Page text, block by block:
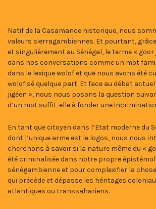
Natif de la Casamance historique, nous
valeurs sierragambiennes. Et pourtant,
et singulièrement au Sénégal, le terme «
dans nos conversations comme un mot
dans le lexique wolof et que nous avons été
wolofisé quelque part. Et face au débat
jigéen », nous nous posons la question
d’un mot suffit-elle à fonder une
En tant que citoyen dans l’Etat moderne du
dont l’unique arme est le logos, nous nous
cherchons à savoir si la nature même du «
été criminalisée dans notre propre
sénégambienne et pour complexifier la
qui précède et dépasse les héritages
atlantiques ou transsahariens.